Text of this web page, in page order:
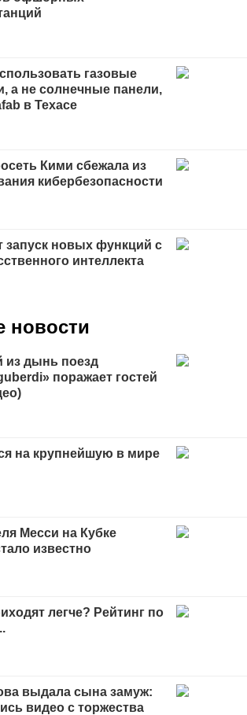
газовые
а не солнечные панели,
в Техасе
Кими сбежала из
кибербезопасности
запуск новых функций с
интеллекта
новости
из дынь поезд
поражает гостей
на крупнейшую в мире
Месси на Кубке
известно
легче? Рейтинг по
выдала сына замуж:
видео с торжества